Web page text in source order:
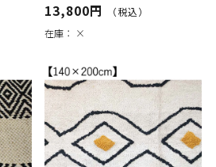
13,800円
（税込）
在庫： ×